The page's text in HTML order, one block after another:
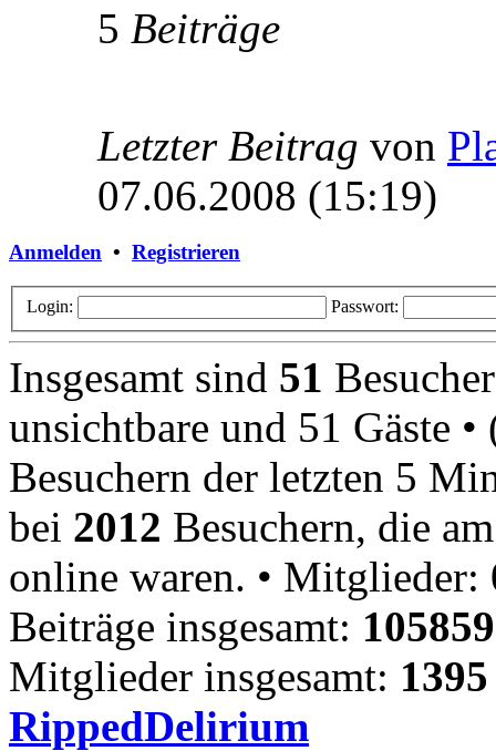
5 Beiträge
Letzter Beitrag von
07.06.2008 (15:19)
Anmelden • Registrieren
Login: Passwort:
Insgesamt sind 51
unsichtbare und 51 Gäste
Besuchern der letzten 5
bei 2012 Besuchern, die
online waren. •
Beiträge insgesamt: 105859
Mitglieder insgesamt: 1395
RippedDelirium